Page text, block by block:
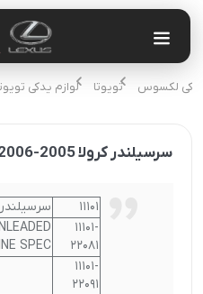
یدکی لکسوس تویوتا لوازم یدکی
سرسیلندر کرولا 2005-2006-2007-2008-2009
11101
سرسیلندر
11101-
22081
SPEC
11101-
22091